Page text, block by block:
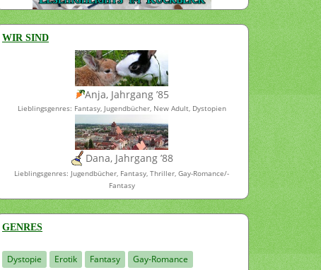
WIR SIND
Anja, Jahrgang ’85
Lieblingsgenres: Fantasy, Jugendbücher, New Adult, Dystopien
Dana, Jahrgang ’88
Lieblingsgenres: Jugendbücher, Fantasy, Thriller, Gay-Romance/-
Fantasy
GENRES
Dystopie Erotik Fantasy
Gay-Romance